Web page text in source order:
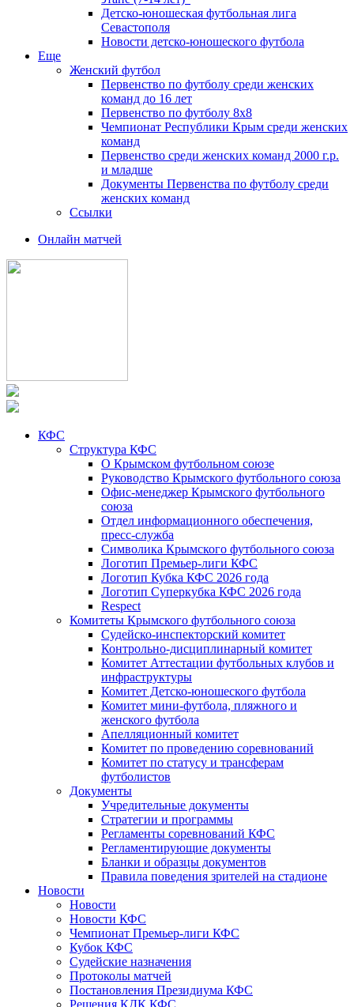
Детско-юношеская футбольная лига
Севастополя
Новости детско-юношеского футбола
Еще
Женский футбол
Первенство по футболу среди женских
команд до 16 лет
Первенство по футболу 8х8
Чемпионат Республики Крым среди женских
команд
Первенство среди женских команд 2000 г.р.
и младше
Документы Первенства по футболу среди
женских команд
Ссылки
Онлайн матчей
КФС
Структура КФС
О Крымском футбольном союзе
Руководство Крымского футбольного союза
Офис-менеджер Крымского футбольного
союза
Отдел информационного обеспечения,
пресс-служба
Символика Крымского футбольного союза
Логотип Премьер-лиги КФС
Логотип Кубка КФС 2026 года
Логотип Суперкубка КФС 2026 года
Respect
Комитеты Крымского футбольного союза
Судейско-инспекторский комитет
Контрольно-дисциплинарный комитет
Комитет Аттестации футбольных клубов и
инфраструктуры
Комитет Детско-юношеского футбола
Комитет мини-футбола, пляжного и
женского футбола
Апелляционный комитет
Комитет по проведению соревнований
Комитет по статусу и трансферам
футболистов
Документы
Учредительные документы
Стратегии и программы
Регламенты соревнований КФС
Регламентирующие документы
Бланки и образцы документов
Правила поведения зрителей на стадионе
Новости
Новости
Новости КФС
Чемпионат Премьер-лиги КФС
Кубок КФС
Судейские назначения
Протоколы матчей
Постановления Президиума КФС
Решения КДК КФС